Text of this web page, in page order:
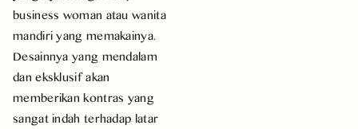
business woman atau wanita
mandiri yang memakainya.
Desainnya yang mendalam
dan eksklusif akan
memberikan kontras yang
sangat indah terhadap latar